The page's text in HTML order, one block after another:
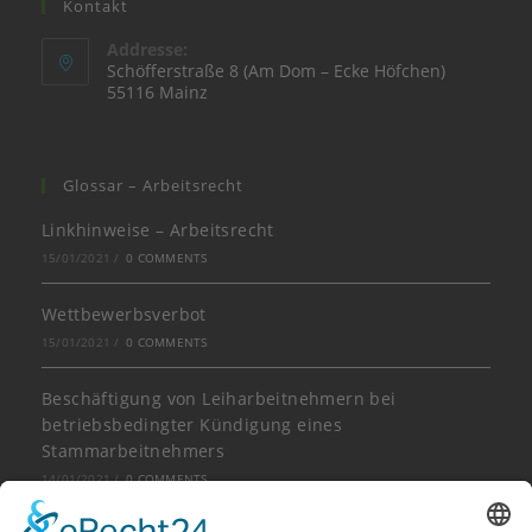
Kontakt
Addresse:
Schöfferstraße 8 (Am Dom – Ecke Höfchen)
55116 Mainz
Glossar – Arbeitsrecht
Linkhinweise – Arbeitsrecht
15/01/2021 / 0 COMMENTS
Wettbewerbsverbot
15/01/2021 / 0 COMMENTS
Beschäftigung von Leiharbeitnehmern bei
betriebsbedingter Kündigung eines
Stammarbeitnehmers
14/01/2021 / 0 COMMENTS